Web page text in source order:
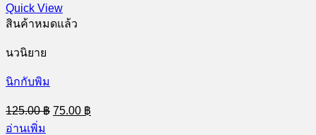
Quick View
สินค้าหมดแล้ว
นวนิยาย
นิกกับพิม
125.00฿ Original
price
75.00 ฿
price
อ่านเพิ่ม